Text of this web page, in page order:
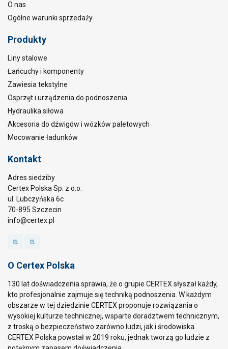
O nas
Ogólne warunki sprzedaży
Produkty
Liny stalowe
Łańcuchy i komponenty
Zawiesia tekstylne
Osprzęt i urządzenia do podnoszenia
Hydraulika siłowa
Akcesoria do dźwigów i wózków paletowych
Mocowanie ładunków
Kontakt
Adres siedziby
Certex Polska Sp. z o.o.
ul. Lubczyńska 6c
70-895 Szczecin
info@certex.pl
O Certex Polska
130 lat doświadczenia sprawia, że o grupie CERTEX słyszał każdy,
kto profesjonalnie zajmuje się techniką podnoszenia. W każdym
obszarze w tej dziedzinie CERTEX proponuje rozwiązania o
wysokiej kulturze technicznej, wsparte doradztwem technicznym,
z troską o bezpieczeństwo zarówno ludzi, jak i środowiska.
CERTEX Polska powstał w 2019 roku, jednak tworzą go ludzie z